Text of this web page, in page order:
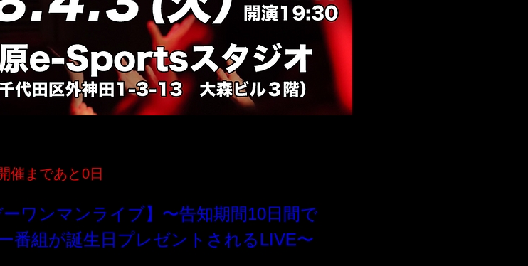
催まであと0日
ーワンマンライブ】〜告知期間10日間で
番組が誕生日プレゼントされるLIVE〜